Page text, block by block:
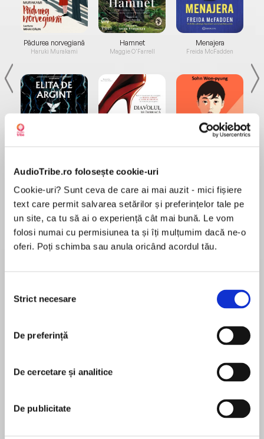
AudioTribe.ro folosește cookie-uri
Cookie-uri? Sunt ceva de care ai mai auzit - mici fișiere
text care permit salvarea setărilor și preferințelor tale pe
un site, ca tu să ai o experiență cât mai bună. Le vom
folosi numai cu permisiunea ta și îți mulțumim dacă ne-o
oferi. Poți schimba sau anula oricând acordul tău.
consimțământului
Strict necesare
De preferință
De cercetare și analitice
De publicitate
Pădurea norvegiană
Haruki Murakami
Hamnet
Maggie O'Farrell
Menajera
Freida McFadden
Desprecarte
“James Rollinsknows adventure.”
WithThe Doomsday Key—thelatest Sigma Force
author James Rollins—the critically acclaimed
science, and adventure. The hero ofMap of
Rollins roller-coaster rides, Commander Pierce
returns to solve a centuries-old secret, one
În acest moment nu există recenzii
James Rollins
James Rollinsis the #1New York Timesbestselling
author of international thrillers that have been